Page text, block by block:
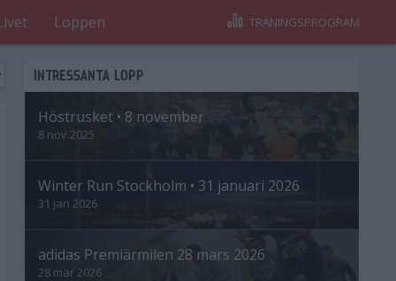
Loppen TRÄNINGSPROGRAM
INTRESSANTA LOPP
Höstrusket • 8 november
8 nov 2025
Winter Run Stockholm • 31 januari 2026
31 jan 2026
adidas Premiärmilen 28 mars 2026
28 mar 2026